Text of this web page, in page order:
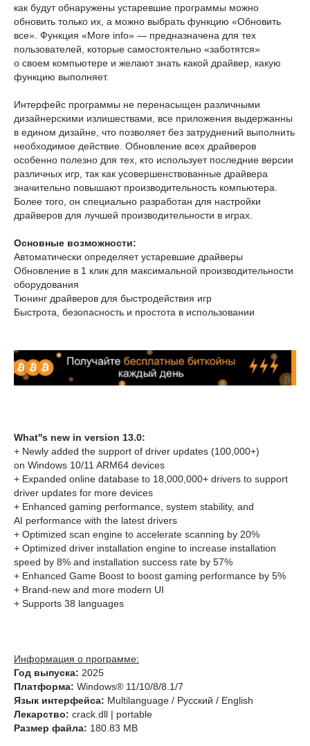
как будут обнаружены устаревшие программы можно
обновить только их, а можно выбрать функцию «Обновить
все». Функция «More info» — предназначена для тех
пользователей, которые самостоятельно «заботятся»
о своем компьютере и желают знать какой драйвер, какую
функцию выполняет.
Интерфейс программы не перенасыщен различными
дизайнерскими излишествами, все приложения выдержанны
в едином дизайне, что позволяет без затруднений выполнить
необходимое действие. Обновление всех драйверов
особенно полезно для тех, кто использует последние версии
различных игр, так как усовершенствованные драйвера
значительно повышают производительность компьютера.
Более того, он специально разработан для настройки
драйверов для лучшей производительности в играх.
Основные возможности:
Автоматически определяет устаревшие драйверы
Обновление в 1 клик для максимальной производительности
оборудования
Тюнинг драйверов для быстродействия игр
Быстрота, безопасность и простота в использовании
What''s new in version 13.0:
+ Newly added the support of driver updates (100,000+)
on Windows 10/11 ARM64 devices
+ Expanded online database to 18,000,000+ drivers to support
driver updates for more devices
+ Enhanced gaming performance, system stability, and
AI performance with the latest drivers
+ Optimized scan engine to accelerate scanning by 20%
+ Optimized driver installation engine to increase installation
speed by 8% and installation success rate by 57%
+ Enhanced Game Boost to boost gaming performance by 5%
+ Brand-new and more modern UI
+ Supports 38 languages
Информация о программе:
Год выпуска: 2025
Платформа: Windows® 11/10/8/8.1/7
Язык интерфейса: Multilanguage / Русский / English
Лекарство: crack.dll | portable
Размер файла: 180.83 MB